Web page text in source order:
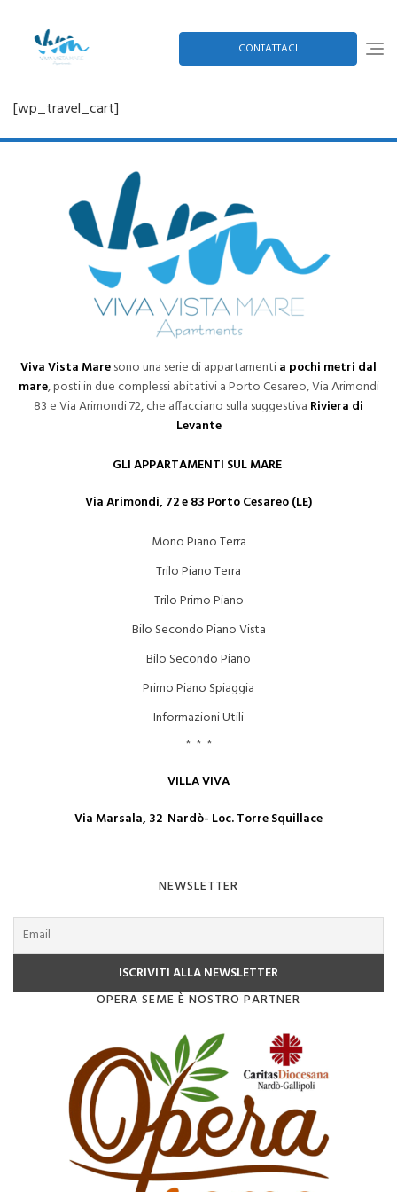
content
CONTATTACI
[wp_travel_cart]
Viva Vista Maresono una serie di appartamentia pochi metri dal
mare, posti in due complessi abitativi a Porto Cesareo, Via Arimondi
83 e Via Arimondi 72, che affacciano sulla suggestiva Riviera di
Levante
GLI APPARTAMENTI SUL MARE
Via Arimondi, 72 e 83 Porto Cesareo (LE)
Mono Piano Terra
Trilo Piano Terra
Trilo Primo Piano
Bilo Secondo Piano Vista
Bilo Secondo Piano
Primo Piano Spiaggia
Informazioni Utili
* * *
VILLA VIVA
Via Marsala, 32 Nardò- Loc. Torre Squillace
NEWSLETTER
OPERA SEME È NOSTRO PARTNER